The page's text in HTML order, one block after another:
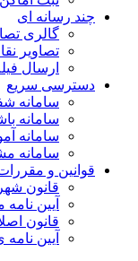
چند رسانه ای
گالری
تصاویر
ارسال
دسترسی سریع
سامانه
سامانه
سامانه
سامانه
قوانین و
قانون
آیین
قانون
آیین